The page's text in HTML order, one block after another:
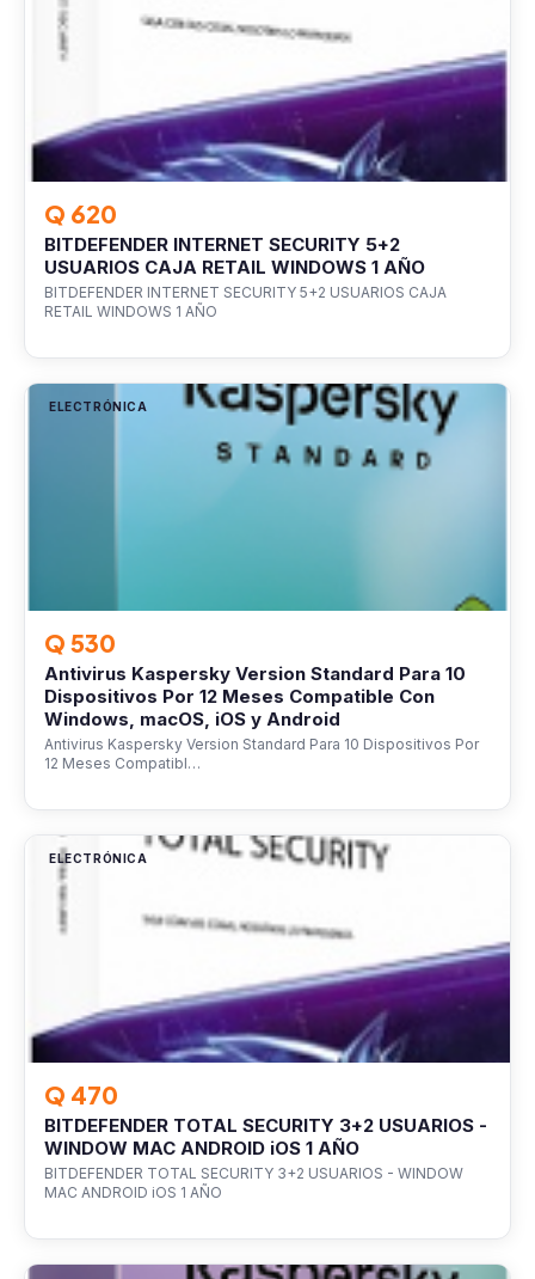
Q 620
BITDEFENDER INTERNET SECURITY 5+2
USUARIOS CAJA RETAIL WINDOWS 1 AÑO
BITDEFENDER INTERNET SECURITY 5+2 USUARIOS CAJA
RETAIL WINDOWS 1 AÑO
ELECTRÓNICA
Q 530
Antivirus Kaspersky Version Standard Para 10
Dispositivos Por 12 Meses Compatible Con
Windows, macOS, iOS y Android
Antivirus Kaspersky Version Standard Para 10 Dispositivos Por
12 Meses Compatibl…
ELECTRÓNICA
Q 470
BITDEFENDER TOTAL SECURITY 3+2 USUARIOS -
WINDOW MAC ANDROID iOS 1 AÑO
BITDEFENDER TOTAL SECURITY 3+2 USUARIOS - WINDOW
MAC ANDROID iOS 1 AÑO